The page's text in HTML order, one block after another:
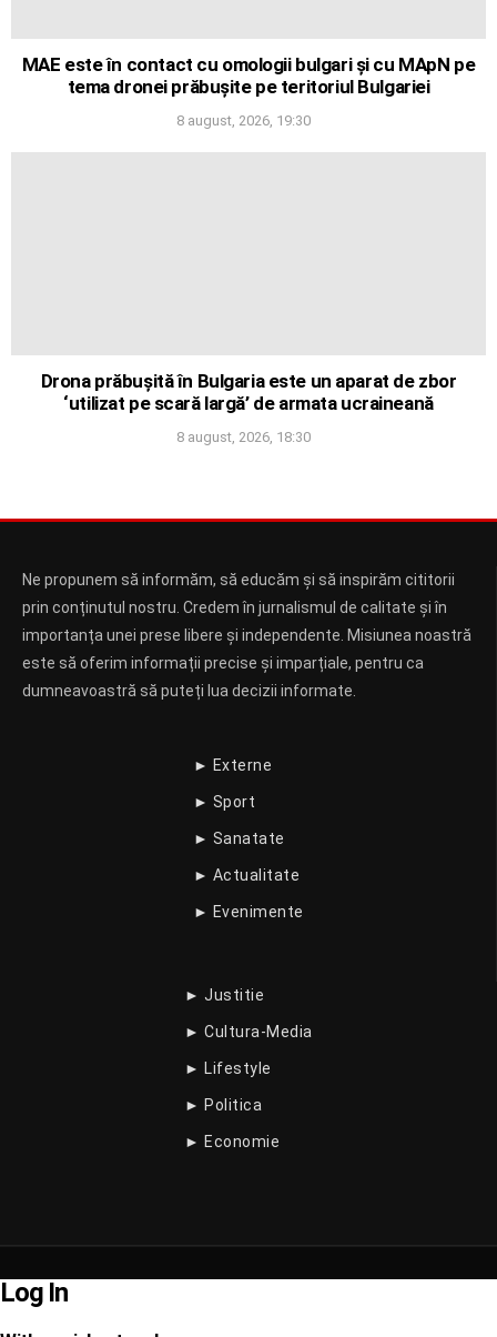
MAE este în contact cu omologii bulgari și cu MApN pe
tema dronei prăbușite pe teritoriul Bulgariei
8 august, 2026, 19:30
Drona prăbușită în Bulgaria este un aparat de zbor
‘utilizat pe scară largă’ de armata ucraineană
8 august, 2026, 18:30
Ne propunem să informăm, să educăm și să inspirăm cititorii
prin conținutul nostru. Credem în jurnalismul de calitate și în
importanța unei prese libere și independente. Misiunea noastră
este să oferim informații precise și imparțiale, pentru ca
dumneavoastră să puteți lua decizii informate.
► Externe
► Sport
► Sanatate
► Actualitate
► Evenimente
► Justitie
► Cultura-Media
► Lifestyle
► Politica
► Economie
Log In